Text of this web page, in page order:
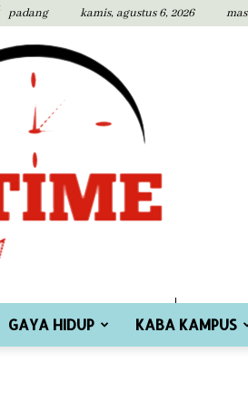
padang kamis, agustus 6, 2026
GAYA HIDUP KABA KAMPUS